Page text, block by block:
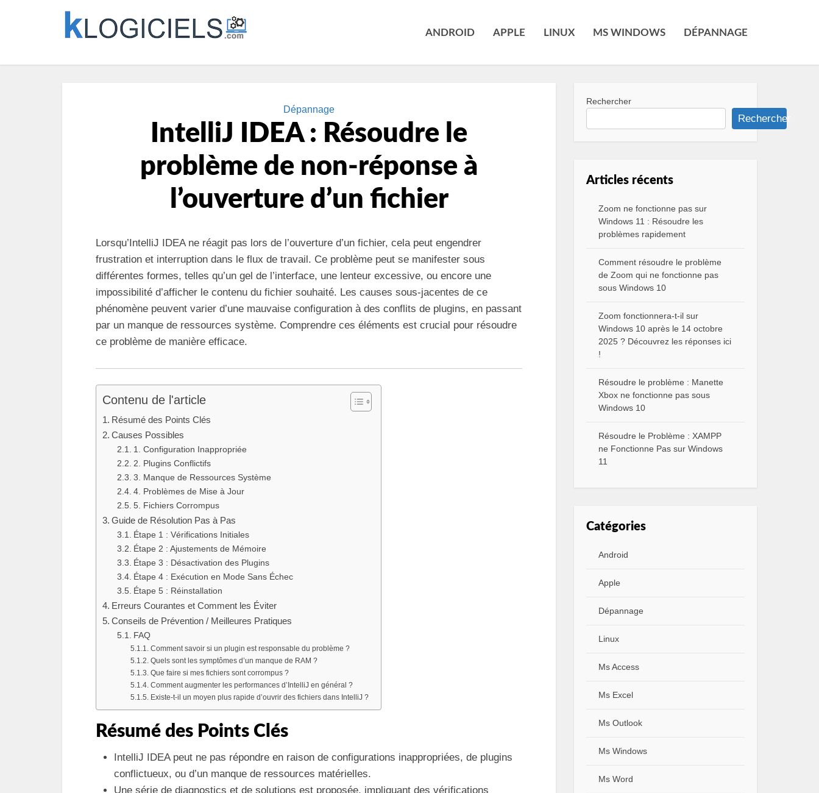
ANDROID APPLE LINUX MS WINDOWS DÉPANNAGE
Dépannage
IntelliJ IDEA : Résoudre le
problème de non-réponse à
l’ouverture d’un fichier
Lorsqu’IntelliJ IDEA ne réagit pas lors de l’ouverture d’un fichier, cela peut engendrer
frustration et interruption dans le flux de travail. Ce problème peut se manifester sous
différentes formes, telles qu’un gel de l’interface, une lenteur excessive, ou encore une
impossibilité d’afficher le contenu du fichier souhaité. Les causes sous-jacentes de ce
phénomène peuvent varier d’une mauvaise configuration à des conflits de plugins, en passant
par un manque de ressources système. Comprendre ces éléments est crucial pour résoudre
ce problème de manière efficace.
Contenu de l'article
Résumé des Points Clés
Causes Possibles
1. Configuration Inappropriée
2. Plugins Conflictifs
3. Manque de Ressources Système
4. Problèmes de Mise à Jour
5. Fichiers Corrompus
Guide de Résolution Pas à Pas
Étape 1 : Vérifications Initiales
Étape 2 : Ajustements de Mémoire
Étape 3 : Désactivation des Plugins
Étape 4 : Exécution en Mode Sans Échec
Étape 5 : Réinstallation
Erreurs Courantes et Comment les Éviter
Conseils de Prévention / Meilleures Pratiques
FAQ
Comment savoir si un plugin est responsable du problème ?
Quels sont les symptômes d’un manque de RAM ?
Que faire si mes fichiers sont corrompus ?
Comment augmenter les performances d’IntelliJ en général ?
Existe-t-il un moyen plus rapide d’ouvrir des fichiers dans IntelliJ ?
Résumé des Points Clés
IntelliJ IDEA peut ne pas répondre en raison de configurations inappropriées, de plugins
conflictueux, ou d’un manque de ressources matérielles.
Une série de diagnostics et de solutions est proposée, impliquant des vérifications
Rechercher
Rechercher
Articles récents
Zoom ne fonctionne pas sur
Windows 11 : Résoudre les
problèmes rapidement
Comment résoudre le problème
de Zoom qui ne fonctionne pas
sous Windows 10
Zoom fonctionnera-t-il sur
Windows 10 après le 14 octobre
2025 ? Découvrez les réponses ici
!
Résoudre le problème : Manette
Xbox ne fonctionne pas sous
Windows 10
Résoudre le Problème : XAMPP
ne Fonctionne Pas sur Windows
11
Catégories
Android
Apple
Dépannage
Linux
Ms Access
Ms Excel
Ms Outlook
Ms Windows
Ms Word